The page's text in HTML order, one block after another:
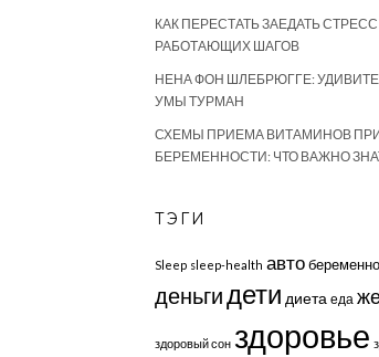
КАК ПЕРЕСТАТЬ ЗАЕДАТЬ
РАБОТАЮЩИХ ШАГОВ
НЕНА ФОН ШЛЕБРЮГГЕ:
УМЫ ТУРМАН
СХЕМЫ ПРИЕМА ВИТАМИНОВ
БЕРЕМЕННОСТИ: ЧТО ВАЖНО
ТЭГИ
Sleep sleep-health авто
деньгидети диета еда
здоровый сон здоровье